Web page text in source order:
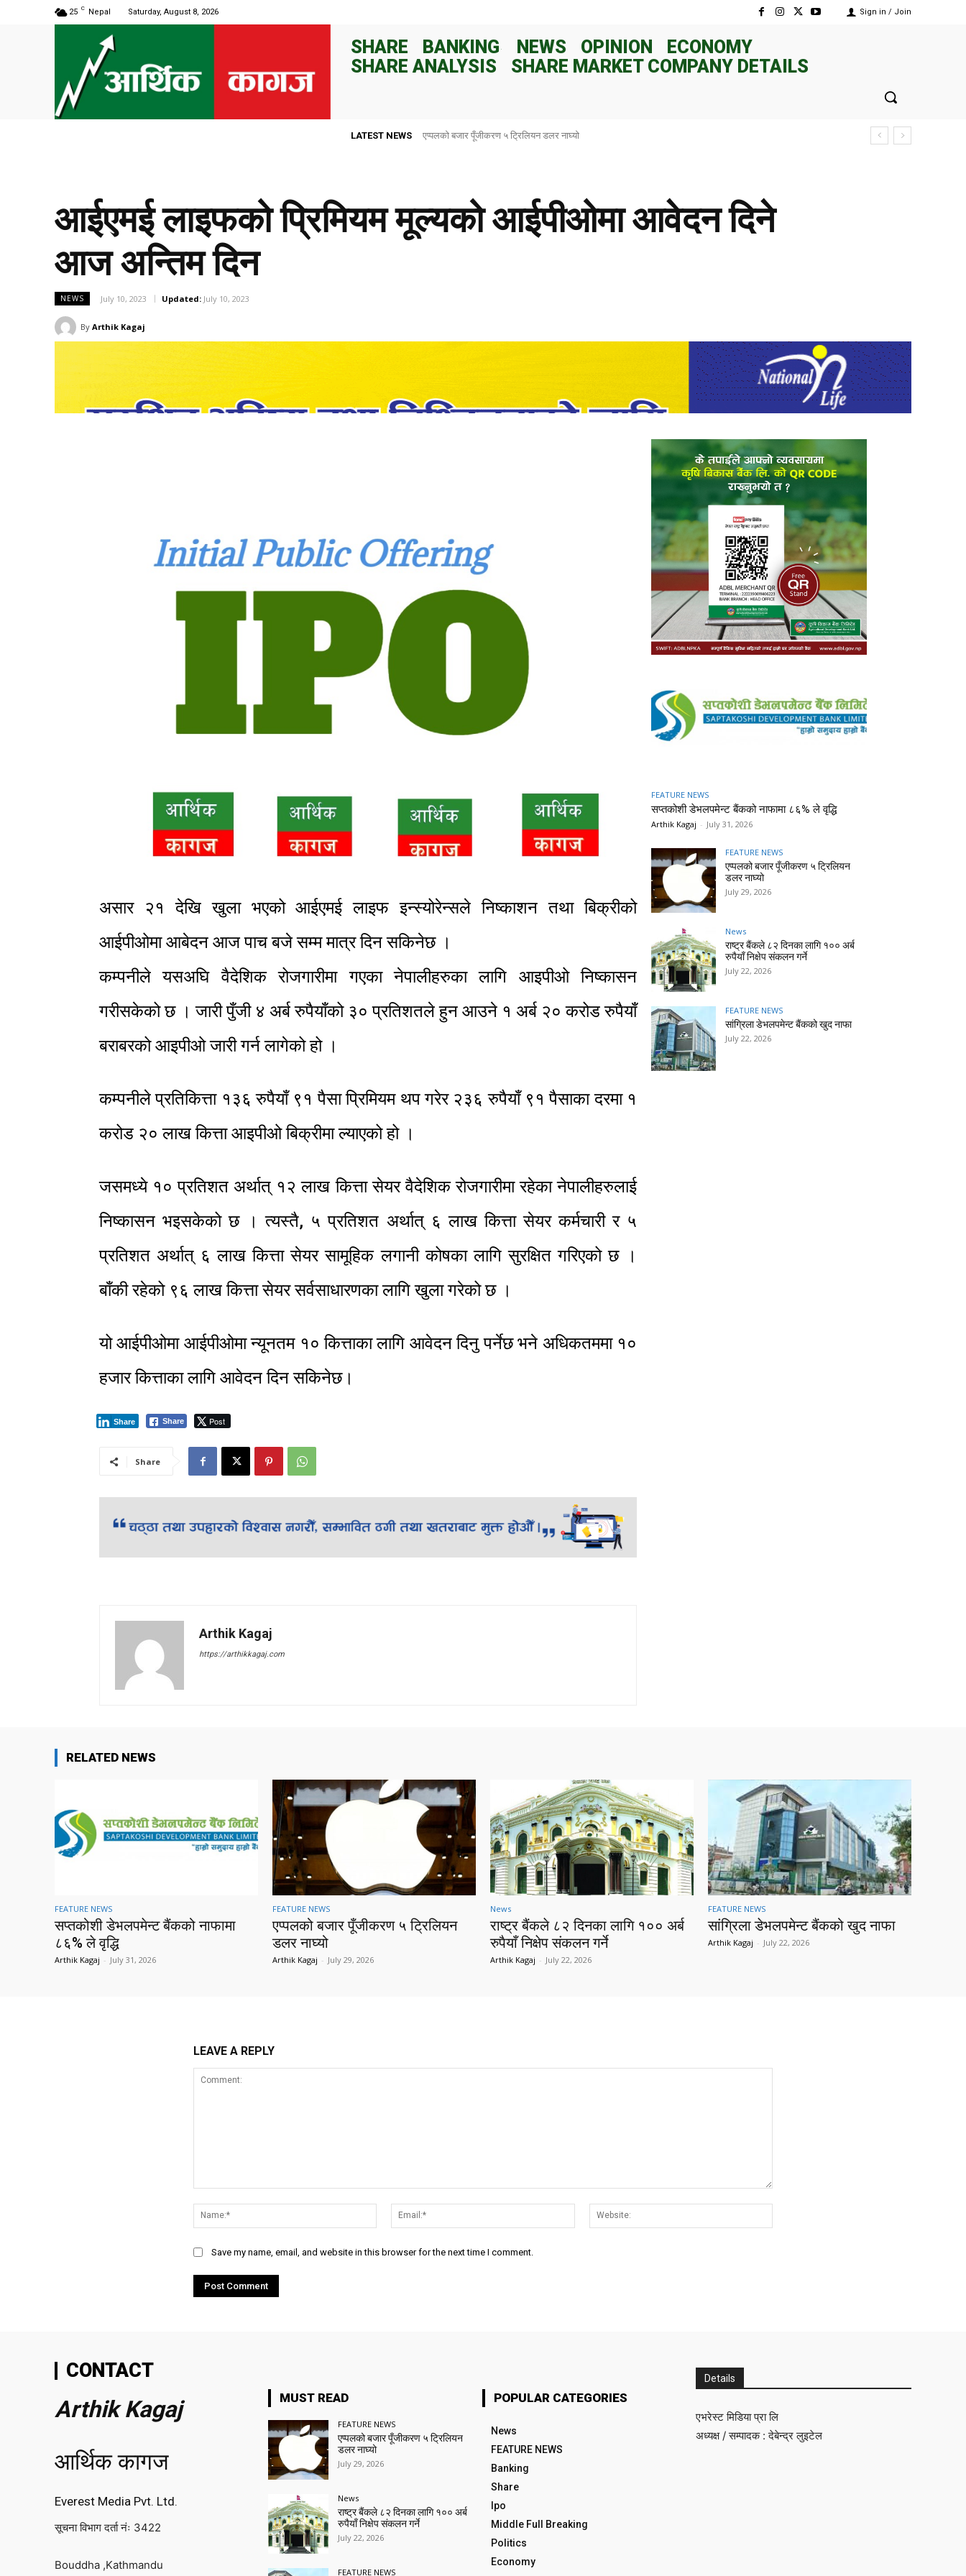
25 C Nepal Saturday, August 8, 2026 Sign in / Join
SHARE BANKING NEWS OPINION
ECONOMY
SHARE ANALYSIS
SHARE MARKET COMPANY DETAILS
LATEST NEWSएप्पलको बजार पूँजीकरण ५ ट्रिलियन डलर नाघ्यो
राष्ट्र बैंकले ८२ दिनका लागि १०० अर्ब रुपैयाँ निक्षेप संकलन गर्ने
आईएमई लाइफको प्रिमियम मूल्यको आईपीओमा आवेदन दिने
आज अन्तिम दिन
NEWS July 10, 2023 Updated: July 10, 2023
By Arthik Kagaj
असार २१ देखि खुला भएको आईएमई लाइफ इन्स्योरेन्सले निष्काशन तथा बिक्रीको
आईपीओमा आबेदन आज पाच बजे सम्म मात्र दिन सकिनेछ ।
कम्पनीले यसअघि वैदेशिक रोजगारीमा गएका नेपालीहरुका लागि आइपीओ निष्कासन
गरीसकेको छ । जारी पुँजी ४ अर्ब रुपैयाँको ३० प्रतिशतले हुन आउने १ अर्ब २० करोड रुपैयाँ
बराबरको आइपीओ जारी गर्न लागेको हो ।
कम्पनीले प्रतिकित्ता १३६ रुपैयाँ ९१ पैसा प्रिमियम थप गरेर २३६ रुपैयाँ ९१ पैसाका दरमा १
करोड २० लाख कित्ता आइपीओ बिक्रीमा ल्याएको हो ।
जसमध्ये १० प्रतिशत अर्थात् १२ लाख कित्ता सेयर वैदेशिक रोजगारीमा रहेका नेपालीहरुलाई
निष्कासन भइसकेको छ । त्यस्तै, ५ प्रतिशत अर्थात् ६ लाख कित्ता सेयर कर्मचारी र ५
प्रतिशत अर्थात् ६ लाख कित्ता सेयर सामूहिक लगानी कोषका लागि सुरक्षित गरिएको छ ।
बाँकी रहेको ९६ लाख कित्ता सेयर सर्वसाधारणका लागि खुला गरेको छ ।
यो आईपीओमा आईपीओमा न्यूनतम १० कित्ताका लागि आवेदन दिनु पर्नेछ भने अधिकतममा १०
हजार कित्ताका लागि आवेदन दिन सकिनेछ।
Share Post
Share
Share
Arthik Kagaj
https://arthikkagaj.com
FEATURE NEWS
सप्तकोशी डेभलपमेन्ट बैंकको नाफामा ८६% ले वृद्धि
Arthik Kagaj - July 31, 2026
FEATURE NEWS
एप्पलको बजार पूँजीकरण ५ ट्रिलियन
डलर नाघ्यो
July 29, 2026
News
राष्ट्र बैंकले ८२ दिनका लागि १०० अर्ब
रुपैयाँ निक्षेप संकलन गर्ने
July 22, 2026
FEATURE NEWS
सांग्रिला डेभलपमेन्ट बैंकको खुद नाफा
July 22, 2026
RELATED NEWS
FEATURE NEWS
सप्तकोशी डेभलपमेन्ट बैंकको नाफामा
८६% ले वृद्धि
Arthik Kagaj - July 31, 2026
FEATURE NEWS
एप्पलको बजार पूँजीकरण ५ ट्रिलियन
डलर नाघ्यो
Arthik Kagaj - July 29, 2026
News
राष्ट्र बैंकले ८२ दिनका लागि १०० अर्ब
रुपैयाँ निक्षेप संकलन गर्ने
Arthik Kagaj - July 22, 2026
FEATURE NEWS
सांग्रिला डेभलपमेन्ट बैंकको खुद नाफा
Arthik Kagaj - July 22, 2026
LEAVE A REPLY
Name:*
Email:*
Save my name, email, and website in this browser for the next time I comment.
CONTACT
Arthik Kagaj
आर्थिक कागज
Everest Media Pvt. Ltd.
सूचना विभाग दर्ता नंः 3422
Bouddha ,Kathmandu
MUST READ
FEATURE NEWS
एप्पलको बजार पूँजीकरण ५ ट्रिलियन
डलर नाघ्यो
July 29, 2026
News
राष्ट्र बैंकले ८२ दिनका लागि १०० अर्ब
रुपैयाँ निक्षेप संकलन गर्ने
July 22, 2026
FEATURE NEWS
POPULAR CATEGORIES
News
FEATURE NEWS
Banking
Share
Ipo
Middle Full Breaking
Politics
Economy
Details
एभरेस्ट मिडिया प्रा लि
अध्यक्ष / सम्पादक : देबेन्द्र लुइटेल